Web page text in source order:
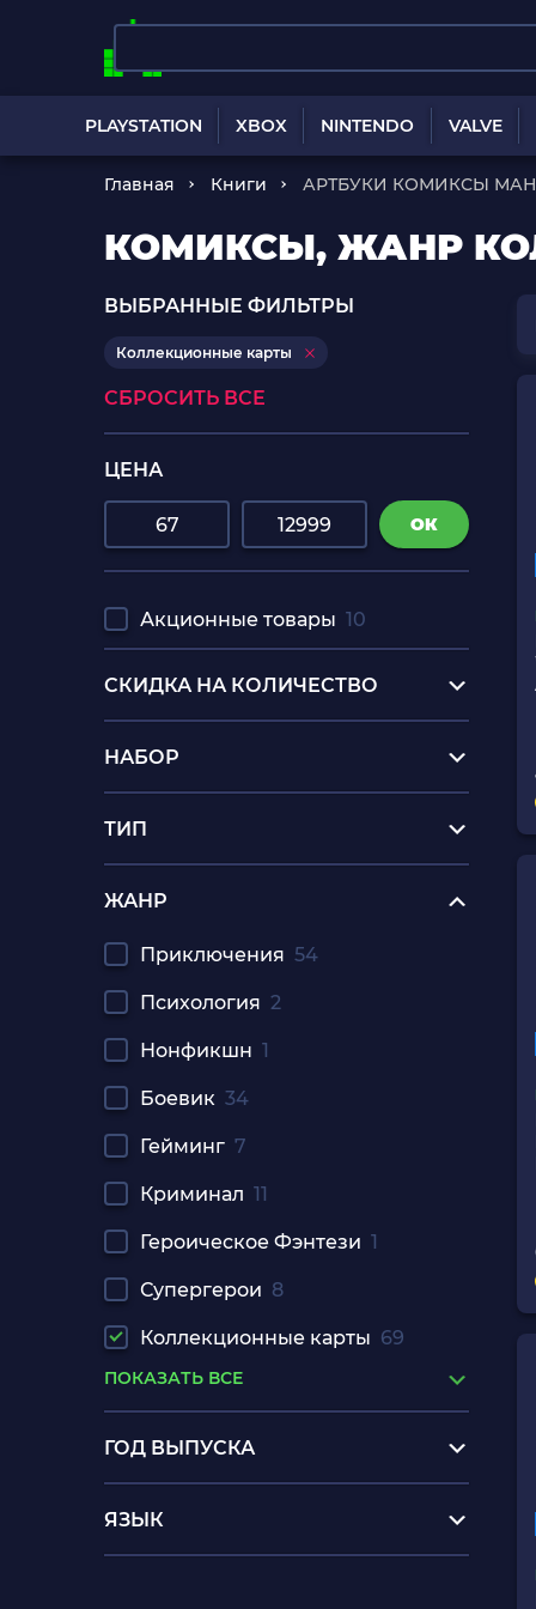
PLAYSTATION XBOX NINTENDO VALVE
Главная Книги АРТБУКИ КОМИКСЫ
КОМИКСЫ, ЖАНР
ВЫБРАННЫЕ ФИЛЬТРЫ
Коллекционные карты
СБРОСИТЬ ВСЕ
ЦЕНА
ОК
Акционные товары 10
СКИДКА НА КОЛИЧЕСТВО
НАБОР
ТИП
ЖАНР
Приключения 54
Психология 2
Нонфикшн 1
Боевик 34
Гейминг 7
Криминал 11
Героическое Фэнтези 1
Супергерои 8
Коллекционные карты 69
ПОКАЗАТЬ ВСЕ
ГОД ВЫПУСКА
ЯЗЫК